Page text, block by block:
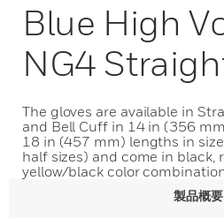
Blue High
NG4
The gloves are available in
and Bell Cuff in 14 in (356
18 in (457 mm) lengths in
half sizes) and come in black,
yellow/black color
製品概要